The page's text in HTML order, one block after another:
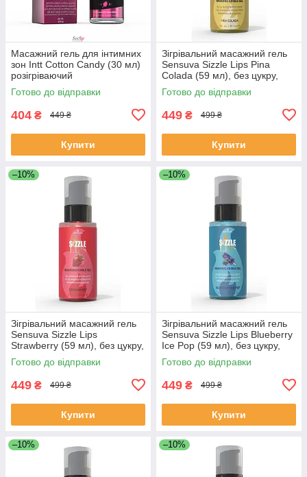
Масажний гель для інтимних
зон Intt Cotton Candy (30 мл)
розігріваючий
Готово до відправки
404 ₴ 449 ₴
Купити
Зігрівальний масажний гель
Sensuva Sizzle Lips Pina
Colada (59 мл), без цукру,
їстівний
Готово до відправки
449 ₴ 499 ₴
Купити
–10%
Зігрівальний масажний гель
Sensuva Sizzle Lips
Strawberry (59 мл), без цукру,
їстівний
Готово до відправки
449 ₴ 499 ₴
Купити
–10%
Зігрівальний масажний гель
Sensuva Sizzle Lips Blueberry
Ice Pop (59 мл), без цукру,
їстівний
Готово до відправки
449 ₴ 499 ₴
Купити
–10% –10%